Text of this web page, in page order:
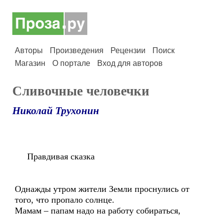
Авторы Произведения Рецензии
Поиск
Магазин
О портале Вход для авторов
Сливочные человечки
Николай Трухонин
Правдивая сказка
Однажды утром жители Земли проснулись от
того, что пропало солнце.
Мамам – папам надо на работу собираться,